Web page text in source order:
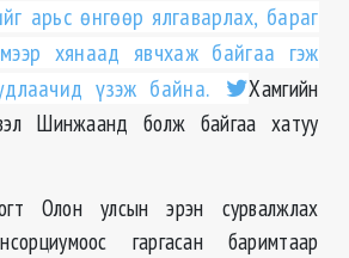
арьс өнгөөр ялгаварлах, бараг
хянаад явчхаж байгаа гэж
үзэж байна.
Хамгийн
Шинжаанд болж байгаа хатуу
Oлон улсын эрэн сурвалжлах
гаргасан баримтаар